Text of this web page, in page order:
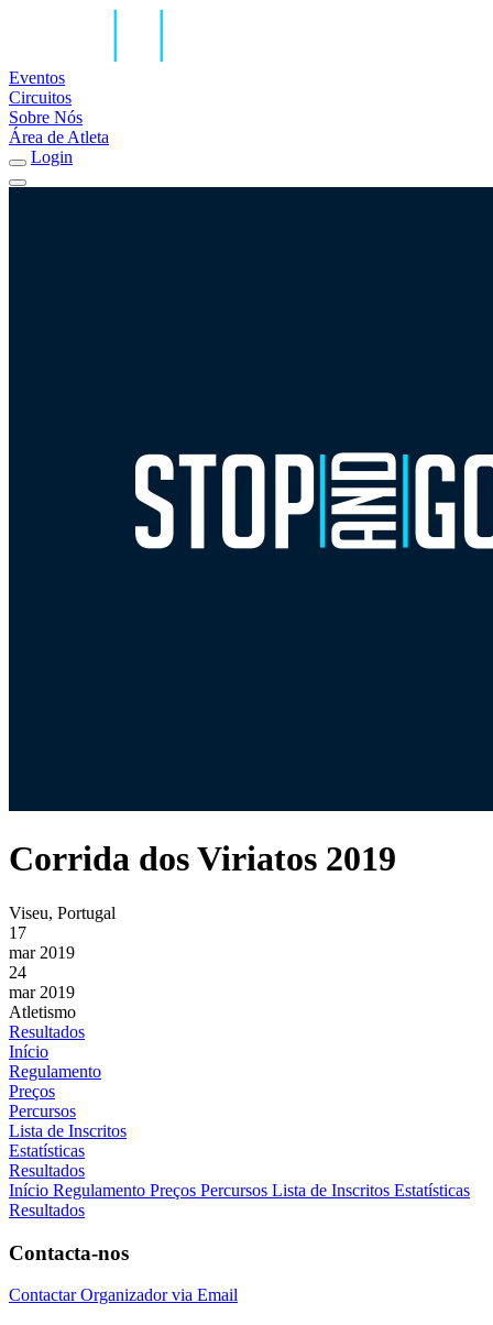
Eventos
Circuitos
Sobre Nós
Área de Atleta
Login
Corrida dos Viriatos 2019
Viseu, Portugal
17
mar 2019
24
mar 2019
Atletismo
Resultados
Início
Regulamento
Preços
Percursos
Lista de Inscritos
Estatísticas
Resultados
Início Regulamento Preços Percursos Lista de Inscritos Estatísticas
Resultados
Contacta-nos
Contactar Organizador via Email